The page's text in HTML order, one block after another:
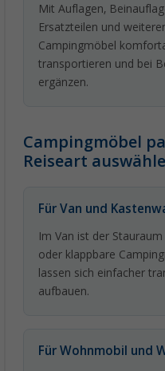
Mit Auflagen,
Ersatzteilen und
Campingmöbel
transportieren und bei
ergänzen.
Campingmöbel
Reiseart
Für Van und
Im Van ist der
oder klappbare
lassen sich einfacher
aufbauen.
Für Wohnmobil und